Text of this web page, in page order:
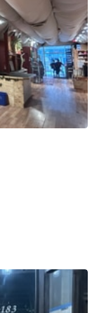
Winkel
delen